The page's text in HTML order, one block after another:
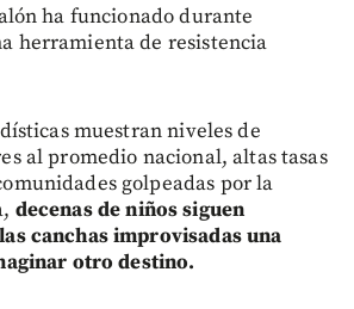
ha funcionado durante
herramienta de resistencia
muestran niveles de
al promedio nacional, altas tasas
golpeadas por la
decenas de niños siguen
canchas improvisadas una
otro destino.